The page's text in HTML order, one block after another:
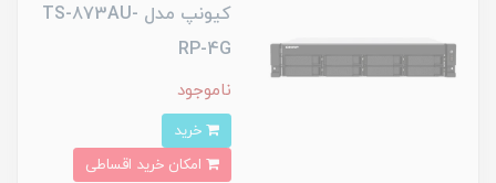
کیونپ مدل TS-873AU-
RP-4G
ناموجود